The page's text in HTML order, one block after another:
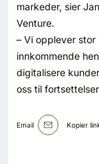
markeder, sier
Venture.
– Vi opplever stor
innkommende
digitalisere
oss til
Email Kopier